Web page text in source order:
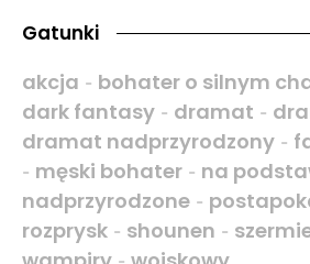
Gatunki
akcja - bohater o silnym
dark fantasy - dramat -
dramat nadprzyrodzony -
- męski bohater - na
nadprzyrodzone -
rozprysk - shounen -